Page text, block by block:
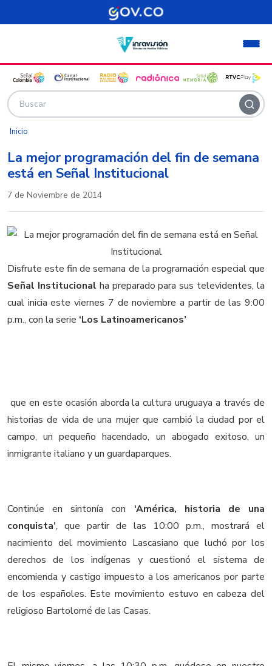
Pasar al contenido principal
Inicio
La mejor programación del fin de semana
está en Señal Institucional
7 de Noviembre de 2014
Disfrute este fin de semana de la programación especial que
Señal Institucional ha preparado para sus televidentes, la
cual inicia este viernes 7 de noviembre a partir de las 9:00
p.m., con la serie ‘Los Latinoamericanos’
que en este ocasión aborda la cultura uruguaya a través de
historias de vida de una mujer que cambió la ciudad por el
campo, un pequeño hacendado, un abogado exitoso, un
inmigrante italiano y un guardaparques.
Continúe en sintonía con ‘América, historia de una
conquista’, que partir de las 10:00 p.m., mostrará el
nacimiento del movimiento Lascasiano que luchó por los
derechos de los indígenas y cuestionó el sistema de
encomienda y castigo impuesto a los americanos por parte
de los españoles. Este movimiento estuvo en cabeza del
religioso Bartolomé de las Casas.